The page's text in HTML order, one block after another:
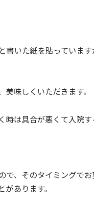
いた紙を貼っています
味しくいただきます。
は具合が悪くて入院す
、そのタイミングで
あります。